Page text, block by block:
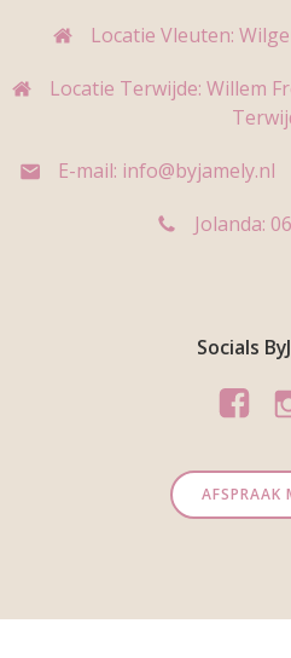
Locatie Vleuten:
Locatie Terwijde: Willem
E-mail: info@byjamely.nl
Jolanda:
Socials
AFSPRAAK